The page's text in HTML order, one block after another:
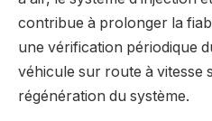
contribue à prolonger la
une vérification périodique
véhicule sur route à vitesse
régénération du système.